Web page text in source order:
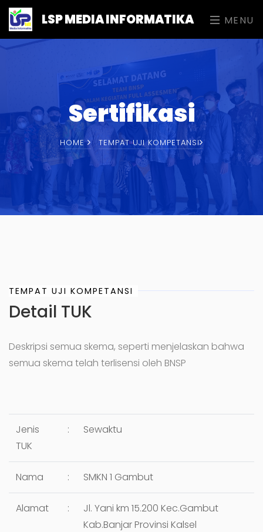
LSP MEDIA INFORMATIKA MENU
Sertifikasi
HOME TEMPAT UJI KOMPETANSI
TEMPAT UJI KOMPETANSI
Detail TUK
Deskripsi semua skema, seperti menjelaskan bahwa
semua skema telah terlisensi oleh BNSP
Jenis
TUK
: Sewaktu
Nama : SMKN 1 Gambut
Alamat :
Jl. Yani km 15.200 Kec.Gambut
Kab.Banjar Provinsi Kalsel